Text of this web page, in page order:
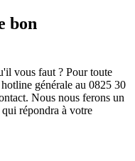
bon
vous faut ? Pour toute
générale au 0825 30
Nous nous ferons un
répondra à votre